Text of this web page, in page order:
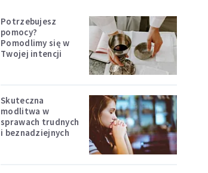
Potrzebujesz
pomocy?
Pomodlimy się w
Twojej intencji
Skuteczna
modlitwa w
sprawach trudnych
i beznadziejnych